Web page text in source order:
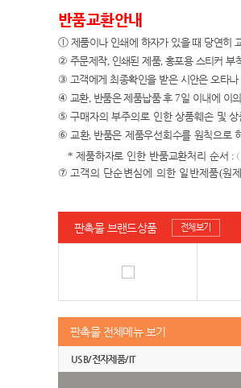
반품교환안내
ⓛ 제품이나 인쇄에 하자가 있을 때 당연히
② 주문제작, 인쇄된 제품,홍포용 스티커 부
③ 고객에게 최종확인을 받은 시안은 오타
④ 교환, 반품은 제품납품 후7일 이내에 이
⑤ 구매자의 부주의로 인한 상품훼손 및
⑥ 교환, 반품은 제품우선회수를 원칙으로
* 제품하자로 인한 반품교환처리 순서 :
⑦ 고객의 단순변심에 의한 일반제품(원
판촉물 브랜드상품 전체보기
판촉물 전체메뉴 보기
USB/전자제품/IT